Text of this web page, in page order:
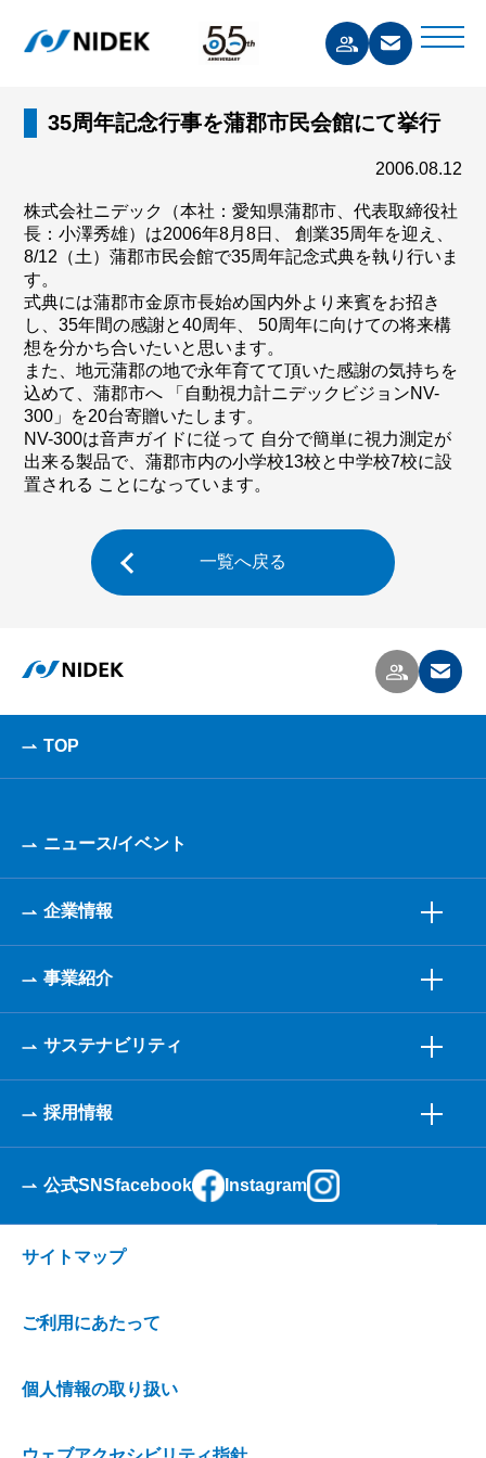
35周年記念行事を蒲郡市民会館にて挙行
2006.08.12
株式会社ニデック（本社：愛知県蒲郡市、代表取締役社
長：小澤秀雄）は2006年8月8日、 創業35周年を迎え、
8/12（土）蒲郡市民会館で35周年記念式典を執り行いま
す。
式典には蒲郡市金原市長始め国内外より来賓をお招き
し、35年間の感謝と40周年、 50周年に向けての将来構
想を分かち合いたいと思います。
また、地元蒲郡の地で永年育てて頂いた感謝の気持ちを
込めて、蒲郡市へ 「自動視力計ニデックビジョンNV-
300」を20台寄贈いたします。
NV-300は音声ガイドに従って 自分で簡単に視力測定が
出来る製品で、蒲郡市内の小学校13校と中学校7校に設
置される ことになっています。
一覧へ戻る
TOP
ニュース/イベント
企業情報
事業紹介
サステナビリティ
採用情報
公式SNSfacebook Instagram
サイトマップ
ご利用にあたって
個人情報の取り扱い